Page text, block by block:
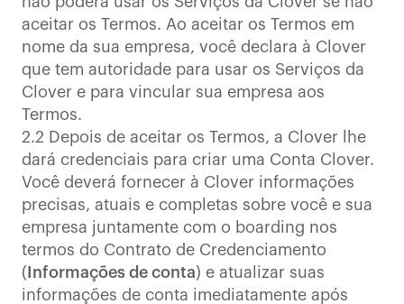
aceitar os Termos. Ao aceitar os Termos em
nome da sua empresa, você declara à Clover
que tem autoridade para usar os Serviços da
Clover e para vincular sua empresa aos
Termos.
2.2 Depois de aceitar os Termos, a Clover lhe
dará credenciais para criar uma Conta Clover.
Você deverá fornecer à Clover informações
precisas, atuais e completas sobre você e sua
empresa juntamente com o boarding nos
termos do Contrato de Credenciamento
( Informações de conta) e atualizar suas
informações de conta imediatamente após